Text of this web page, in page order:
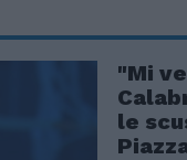
"Mi
le